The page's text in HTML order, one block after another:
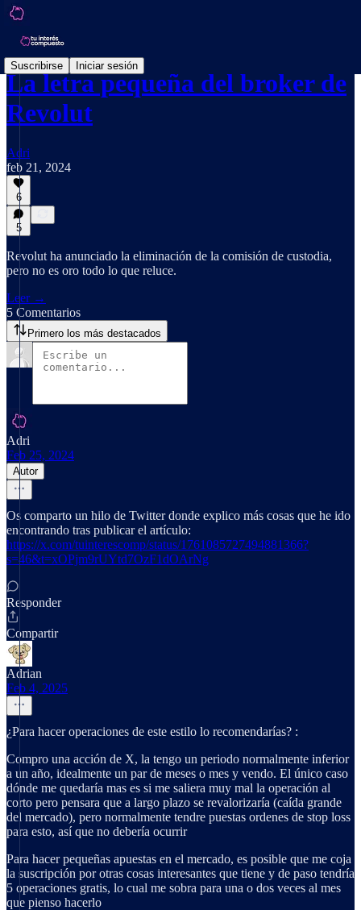
Suscribirse Iniciar sesión
La letra pequeña del broker de
Revolut
Adri
feb 21, 2024
6
5
Revolut ha anunciado la eliminación de la comisión de custodia,
pero no es oro todo lo que reluce.
Leer →
5 Comentarios
Primero los más destacados
Adri
Feb 25, 2024
Autor
Os comparto un hilo de Twitter donde explico más cosas que he ido
encontrando tras publicar el artículo:
https://x.com/tuinterescomp/status/1761085727494881366?
s=46&t=xOPjm9rUYtd7OzF1dOArNg
Responder
Compartir
Adrian
Feb 4, 2025
¿Para hacer operaciones de este estilo lo recomendarías? :
Compro una acción de X, la tengo un periodo normalmente inferior
a un año, idealmente un par de meses o mes y vendo. El único caso
dónde me quedaría mas es si me saliera muy mal la operación al
corto pero pensara que a largo plazo se revalorizaría (caída grande
del mercado), pero normalmente tendre puestas ordenes de stop loss
para esto, así que no debería ocurrir
Para hacer pequeñas apuestas en el mercado, es posible que me coja
la suscripción por otras cosas interesantes que tiene y de paso tendría
5 operaciones gratis, lo cual me sobra para una o dos veces al mes
que pienso hacerlo